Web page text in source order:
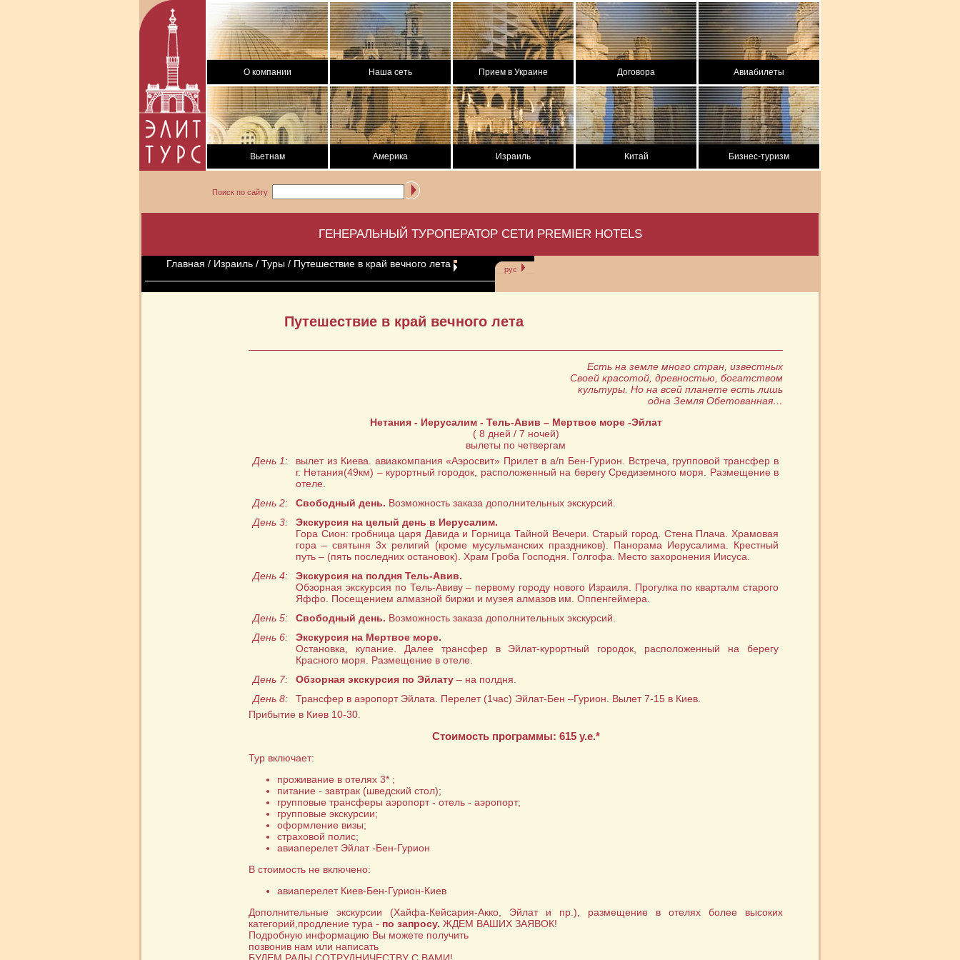
О компании Наша сеть Прием в Украине Договора Авиабилеты
Вьетнам Америка Израиль Китай Бизнес-туризм
Поиск по сайту
ГЕНЕРАЛЬНЫЙ ТУРОПЕРАТОР СЕТИ PREMIER HOTELS
Главная / Израиль / Туры / Путешествие в край вечного лета рус
Путешествие в край вечного лета
Есть на земле много стран, известных
Своей красотой, древностью, богатством
культуры. Но на всей планете есть лишь
одна Земля Обетованная…
Нетания - Иерусалим - Тель-Авив – Мертвое море -Эйлат
( 8 дней / 7 ночей)
вылеты по четвергам
День 1:
вылет из Киева. авиакомпания «Аэросвит» Прилет в а/п Бен-Гурион. Встреча, групповой трансфер в
г. Нетания(49км) – курортный городок, расположенный на берегу Средиземного моря. Размещение в
отеле.
День 2:
Свободный день. Возможность заказа дополнительных экскурсий.
День 3:
Экскурсия на целый день в Иерусалим.
Гора Сион: гробница царя Давида и Горница Тайной Вечери. Старый город. Стена Плача. Храмовая
гора – святыня 3х религий (кроме мусульманских праздников). Панорама Иерусалима. Крестный
путь – (пять последних остановок). Храм Гроба Господня. Голгофа. Место захоронения Иисуса.
День 4:
Экскурсия на полдня Тель-Авив.
Обзорная экскурсия по Тель-Авиву – первому городу нового Израиля. Прогулка по кварталм старого
Яффо. Посещением алмазной биржи и музея алмазов им. Оппенгеймера.
День 5:
Свободный день. Возможность заказа дополнительных экскурсий.
День 6:
Экскурсия на Мертвое море.
Остановка, купание. Далее трансфер в Эйлат-курортный городок, расположенный на берегу
Красного моря. Размещение в отеле.
День 7:
Обзорная экскурсия по Эйлату – на полдня.
День 8:
Трансфер в аэропорт Эйлата. Перелет (1час) Эйлат-Бен –Гурион. Вылет 7-15 в Киев.
Прибытие в Киев 10-30.
Cтоимость программы: 615 у.е.*
Тур включает:
проживание в отелях 3* ;
питание - завтрак (шведский стол);
групповые трансферы аэропорт - отель - аэропорт;
групповые экскурсии;
оформление визы;
страховой полис;
авиаперелет Эйлат -Бен-Гурион
В стоимость не включено:
авиаперелет Киев-Бен-Гурион-Киев
Дополнительные экскурсии (Хайфа-Кейсария-Акко, Эйлат и пр.), размещение в отелях более высоких
категорий,продление тура - по запросу. ЖДЕМ ВАШИХ ЗАЯВОК!
Подробную информацию Вы можете получить
позвонив нам или написать